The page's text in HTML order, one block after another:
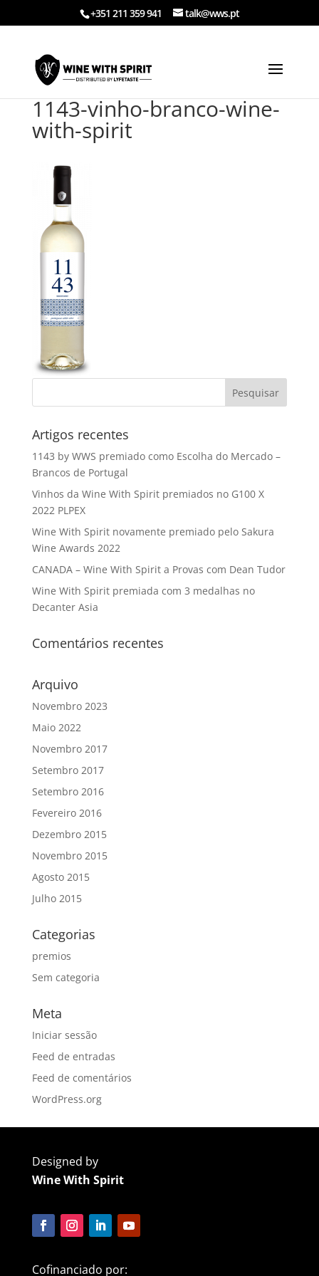
+351 211 359 941 talk@wws.pt
1143-vinho-branco-wine-
with-spirit
Artigos recentes
1143 by WWS premiado como Escolha do Mercado –
Brancos de Portugal
Vinhos da Wine With Spirit premiados no G100 X
2022 PLPEX
Wine With Spirit novamente premiado pelo Sakura
Wine Awards 2022
CANADA – Wine With Spirit a Provas com Dean Tudor
Wine With Spirit premiada com 3 medalhas no
Decanter Asia
Comentários recentes
Arquivo
Novembro 2023
Maio 2022
Novembro 2017
Setembro 2017
Setembro 2016
Fevereiro 2016
Dezembro 2015
Novembro 2015
Agosto 2015
Julho 2015
Categorias
premios
Sem categoria
Meta
Iniciar sessão
Feed de entradas
Feed de comentários
WordPress.org
Designed by
Wine With Spirit
Cofinanciado por: